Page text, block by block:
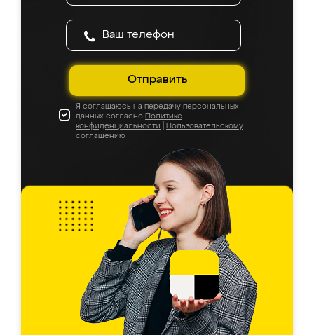
Отправить
Я соглашаюсь на передачу персональных
данных согласно Политике
конфиденциальности
Пользовательскому
соглашению